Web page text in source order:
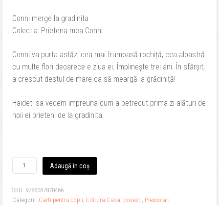
Conni merge la gradinita
Colectia: Prietena mea Conni
Conni va purta astăzi cea mai frumoasă rochiță, cea albastră
cu multe flori deoarece e ziua ei. Împlinește trei ani. În sfârșit,
a crescut destul de mare ca să meargă la grădiniță!
Haideti sa vedem impreuna cum a petrecut prima zi alături de
noii ei prieteni de la gradinita.
la
gradinita
Adaugă în coș
SKU: 9786067870466
Categorii: Carti pentru copii Editura Casa povesti Prescolari